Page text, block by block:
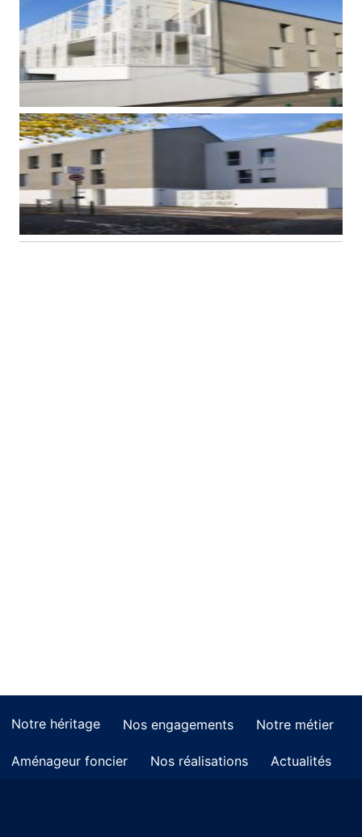
Notre héritage Nos engagements Notre métier
Aménageur foncier Nos réalisations Actualités